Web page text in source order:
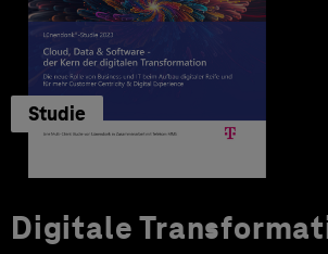
Studie
Digitale